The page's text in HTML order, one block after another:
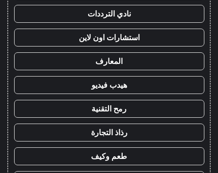
نادي الترددات
استشارات اون لاين
المعارف
هيدب فيديو
رمح التقنية
رذاذ التجارة
طعم وكيف